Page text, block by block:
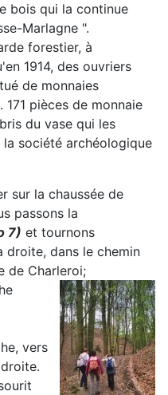
bois qui la continue
Marlagne ".
forestier, à
1914, des ouvriers
de monnaies
171 pièces de monnaie
du vase qui les
société archéologique
sur la chaussée de
passons la
7) et tournons
droite, dans le chemin
de Charleroi;
vers